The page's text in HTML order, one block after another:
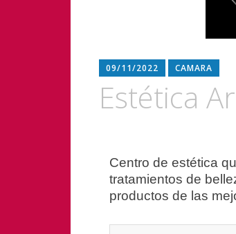
09/11/2022 CAMARA
Estética
Centro de estética
tratamientos de
productos de las
Navegación
de
entradas